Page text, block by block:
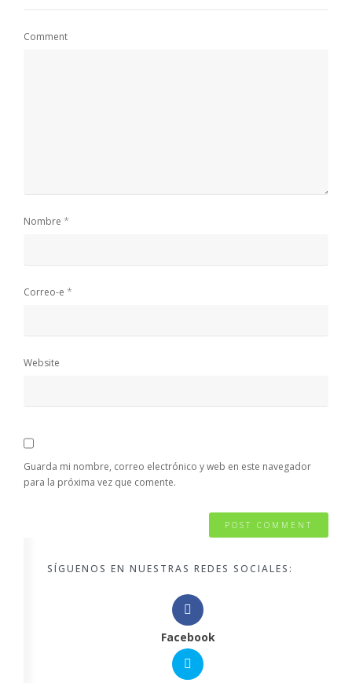
Comment
Nombre *
Correo-e *
Website
Guarda mi nombre, correo electrónico y web en este navegador
para la próxima vez que comente.
SÍGUENOS EN NUESTRAS REDES SOCIALES:
Facebook